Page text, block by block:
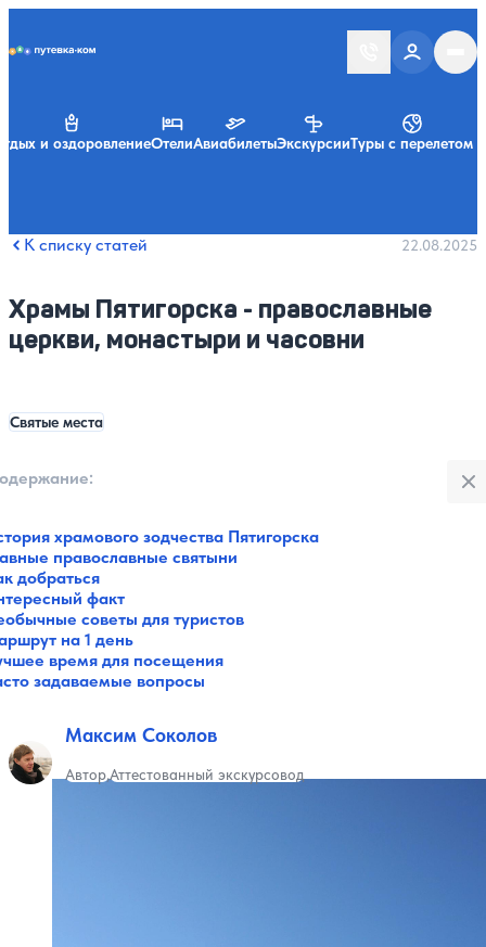
и оздоровлениеОтелиАвиабилетыЭкскурсииТуры с перелетом
Храмы Пятигорска - православные
церкви, монастыри и часовни
К списку статей 22.08.2025
Святые места
Все категории
Музеи
Галереи
Парки
Театры
Площади
Пляжи
Разное
Зоопарки
храмового зодчества Пятигорска
православные святыни
добраться
факт
советы для туристов
на 1 день
время для посещения
задаваемые вопросы
Максим Соколов
АвторАттестованный экскурсовод